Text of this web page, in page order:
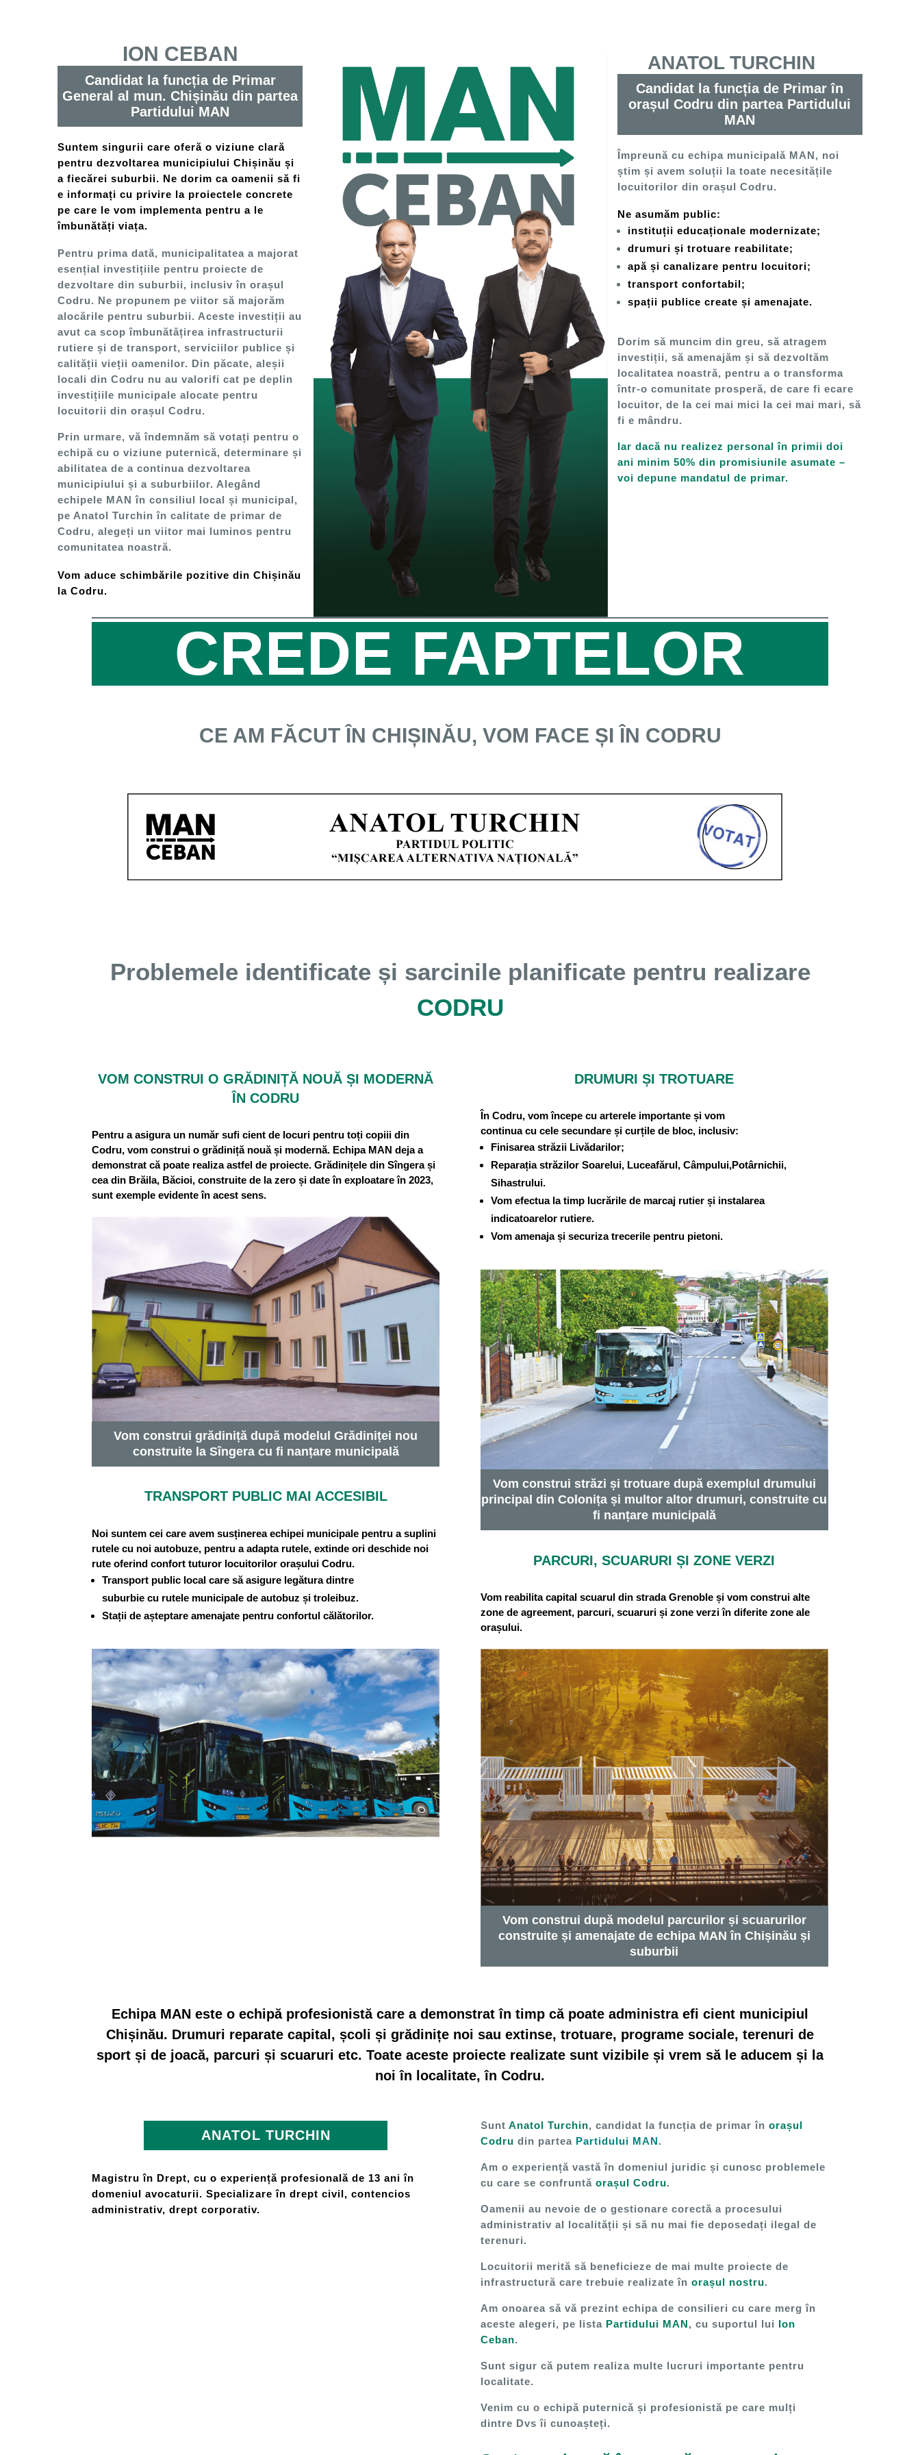
ION CEBAN
Candidat la funcția de Primar
General al mun. Chișinău din partea
Partidului MAN
Suntem singurii care oferă o viziune clară
pentru dezvoltarea municipiului Chișinău și
a fiecărei suburbii. Ne dorim ca oamenii să fi
e informați cu privire la proiectele concrete
pe care le vom implementa pentru a le
îmbunătăți viața.
Pentru prima dată, municipalitatea a majorat
esențial investițiile pentru proiecte de
dezvoltare din suburbii, inclusiv în orașul
Codru. Ne propunem pe viitor să majorăm
alocările pentru suburbii. Aceste investiții au
avut ca scop îmbunătățirea infrastructurii
rutiere și de transport, serviciilor publice și
calității vieții oamenilor. Din păcate, aleșii
locali din Codru nu au valorifi cat pe deplin
investițiile municipale alocate pentru
locuitorii din orașul Codru.
Prin urmare, vă îndemnăm să votați pentru o
echipă cu o viziune puternică, determinare și
abilitatea de a continua dezvoltarea
municipiului și a suburbiilor. Alegând
echipele MAN în consiliul local și municipal,
pe Anatol Turchin în calitate de primar de
Codru, alegeți un viitor mai luminos pentru
comunitatea noastră.
Vom aduce schimbările pozitive din Chișinău
la Codru.
ANATOL TURCHIN
Candidat la funcția de Primar în
orașul Codru din partea Partidului
MAN
Împreună cu echipa municipală MAN, noi
știm și avem soluții la toate necesitățile
locuitorilor din orașul Codru.
Ne asumăm public:
instituții educaționale modernizate;
drumuri și trotuare reabilitate;
apă și canalizare pentru locuitori;
transport confortabil;
spații publice create și amenajate.
Dorim să muncim din greu, să atragem
investiții, să amenajăm și să dezvoltăm
localitatea noastră, pentru a o transforma
într-o comunitate prosperă, de care fi ecare
locuitor, de la cei mai mici la cei mai mari, să
fi e mândru.
Iar dacă nu realizez personal în primii doi
ani minim 50% din promisiunile asumate –
voi depune mandatul de primar.
CREDE FAPTELOR
CE AM FĂCUT ÎN CHIȘINĂU, VOM FACE ȘI ÎN CODRU
Problemele identificate și sarcinile planificate pentru realizare
CODRU
VOM CONSTRUI O GRĂDINIȚĂ NOUĂ ȘI MODERNĂ
ÎN CODRU
Pentru a asigura un număr sufi cient de locuri pentru toți copiii din
Codru, vom construi o grădiniță nouă și modernă. Echipa MAN deja a
demonstrat că poate realiza astfel de proiecte. Grădinițele din Sîngera și
cea din Brăila, Băcioi, construite de la zero și date în exploatare în 2023,
sunt exemple evidente în acest sens.
Vom construi grădiniță după modelul Grădiniței nou
construite la Sîngera cu fi nanțare municipală
TRANSPORT PUBLIC MAI ACCESIBIL
Noi suntem cei care avem susținerea echipei municipale pentru a suplini
rutele cu noi autobuze, pentru a adapta rutele, extinde ori deschide noi
rute oferind confort tuturor locuitorilor orașului Codru.
Transport public local care să asigure legătura dintre
suburbie cu rutele municipale de autobuz și troleibuz.
Stații de așteptare amenajate pentru confortul călătorilor.
DRUMURI ȘI TROTUARE
În Codru, vom începe cu arterele importante și vom
continua cu cele secundare și curțile de bloc, inclusiv:
Finisarea străzii Livădarilor;
Reparația străzilor Soarelui, Luceafărul, Câmpului,Potârnichii,
Sihastrului.
Vom efectua la timp lucrările de marcaj rutier și instalarea
indicatoarelor rutiere.
Vom amenaja și securiza trecerile pentru pietoni.
Vom construi străzi și trotuare după exemplul drumului
principal din Colonița și multor altor drumuri, construite cu
fi nanțare municipală
PARCURI, SCUARURI ȘI ZONE VERZI
Vom reabilita capital scuarul din strada Grenoble și vom construi alte
zone de agreement, parcuri, scuaruri și zone verzi în diferite zone ale
orașului.
Vom construi după modelul parcurilor și scuarurilor
construite și amenajate de echipa MAN în Chișinău și
suburbii
Echipa MAN este o echipă profesionistă care a demonstrat în timp că poate administra efi cient municipiul
Chișinău. Drumuri reparate capital, școli și grădinițe noi sau extinse, trotuare, programe sociale, terenuri de
sport și de joacă, parcuri și scuaruri etc. Toate aceste proiecte realizate sunt vizibile și vrem să le aducem și la
noi în localitate, în Codru.
ANATOL TURCHIN
Magistru în Drept, cu o experiență profesională de 13 ani în
domeniul avocaturii. Specializare în drept civil, contencios
administrativ, drept corporativ.
Sunt Anatol Turchin, candidat la funcția de primar în orașul
Codru din partea Partidului MAN.
Am o experiență vastă în domeniul juridic și cunosc problemele
cu care se confruntă orașul Codru.
Oamenii au nevoie de o gestionare corectă a procesului
administrativ al localității și să nu mai fie deposedați ilegal de
terenuri.
Locuitorii merită să beneficieze de mai multe proiecte de
infrastructură care trebuie realizate în orașul nostru.
Am onoarea să vă prezint echipa de consilieri cu care merg în
aceste alegeri, pe lista Partidului MAN, cu suportul lui Ion
Ceban.
Sunt sigur că putem realiza multe lucruri importante pentru
localitate.
Venim cu o echipă puternică și profesionistă pe care mulți
dintre Dvs îi cunoașteți.